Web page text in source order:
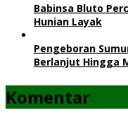
Babinsa Bluto
Hunian Layak
Pengeboran
Berlanjut Hingga
Komentar